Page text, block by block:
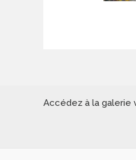
Accédez à la galerie